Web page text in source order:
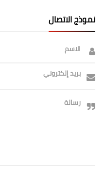
نموذج الاتصال
الاسم
بريد إلكتروني
رسالة